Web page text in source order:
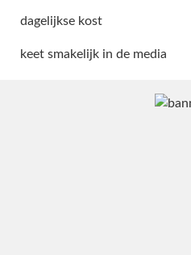
dagelijkse kost
keet smakelijk in de media